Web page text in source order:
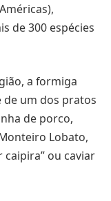
de 300 espécies
a formiga
um dos pratos
de porco,
Lobato,
caipira” ou caviar